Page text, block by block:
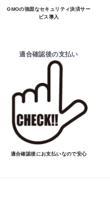
GMOの強固なセキュリティ決済サー
ビス導入
適合確認後の支払い
適合確認後にお支払いなので安心